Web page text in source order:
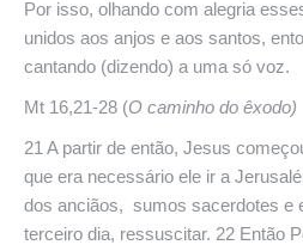
Por isso, olhando com alegria
unidos aos anjos e aos santos,
cantando (dizendo) a uma só voz.
Mt 16,21-28 (O caminho do êxodo)
21 A partir de então, Jesus
que era necessário ele ir a
dos anciãos, sumos sacerdotes e
terceiro dia, ressuscitar. 22 Então